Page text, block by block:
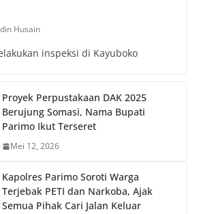
Husain
inspeksi di Kayuboko
Proyek Perpustakaan DAK 2025
Berujung Somasi, Nama Bupati
Parimo Ikut Terseret
Mei 12, 2026
Kapolres Parimo Soroti Warga
Terjebak PETI dan Narkoba, Ajak
Semua Pihak Cari Jalan Keluar